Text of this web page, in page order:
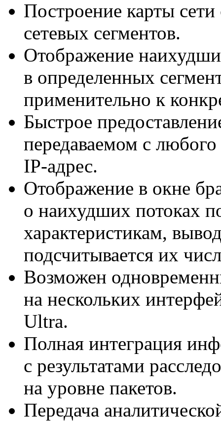
Построение карты
сетевых сегментов.
Отображение
в определенных
применительно к
Быстрое
передаваемом с любого
IP-адрес.
Отображение в окне
о наихудших потоках
характеристикам,
подсчитывается их
Возможен
на нескольких
Ultra.
Полная интеграция
с результатами
на уровне пакетов.
Передача